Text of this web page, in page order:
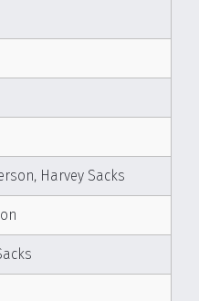
Harvey Sacks